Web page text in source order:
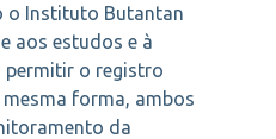
o Instituto Butantan
aos estudos e à
permitir o registro
forma, ambos
da